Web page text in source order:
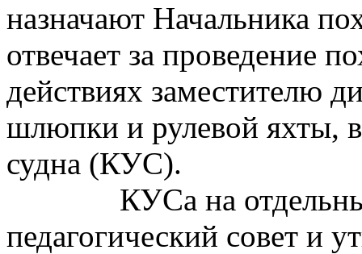
назначают Начальника
отвечает за проведение
действиях заместителю
шлюпки и рулевой яхты,
судна (КУС).
КУСа на
педагогический совет и